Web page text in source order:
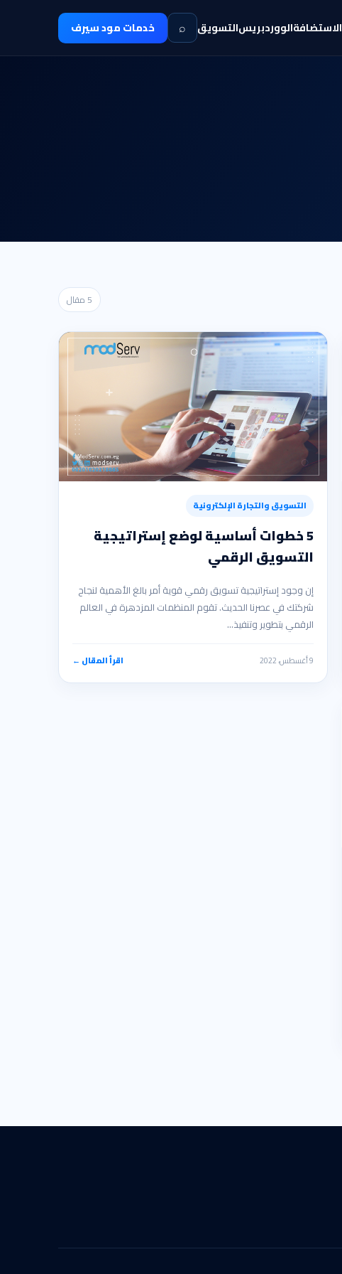
الاستضافةالووردبريسالتسويق ⌕ خدمات مود سيرف
5 مقال
التسويق والتجارة الإلكترونية
5 خطوات أساسية لوضع إستراتيجية
التسويق الرقمي
إن وجود إستراتيجية تسويق رقمي قوية أمر بالغ الأهمية لنجاح
شركتك في عصرنا الحديث. تقوم المنظمات المزدهرة في العالم
الرقمي بتطوير وتنفيذ…
9 أغسطس، 2022 اقرأ المقال ←